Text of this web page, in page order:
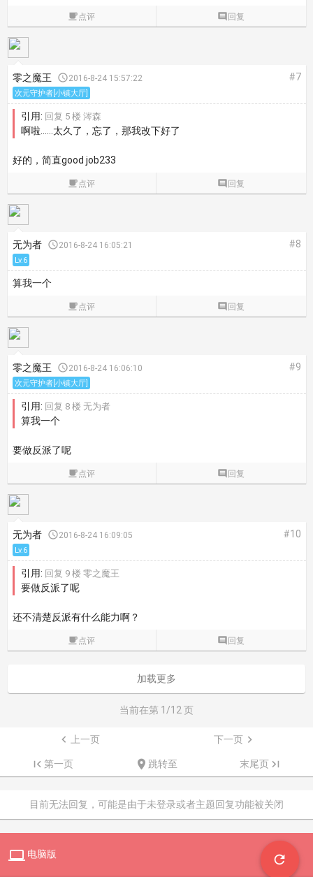
点评  回复
零之魔王 2016-8-24 15:57:22 #7
次元守护者[小镇大厅]
引用: 回复 5 楼 涔森
啊啦……太久了，忘了，那我改下好了
好的，简直good job233
点评  回复
无为者 2016-8-24 16:05:21 #8
Lv.6
算我一个
点评  回复
零之魔王 2016-8-24 16:06:10 #9
次元守护者[小镇大厅]
引用: 回复 8 楼 无为者
算我一个
要做反派了呢
点评  回复
无为者 2016-8-24 16:09:05 #10
Lv.6
引用: 回复 9 楼 零之魔王
要做反派了呢
还不清楚反派有什么能力啊？
点评  回复
加载更多
当前在第 1/12 页
 上一页 下一页
第一页 跳转至 末尾页
目前无法回复，可能是由于未登录或者主题回复功能被关闭

 电脑版